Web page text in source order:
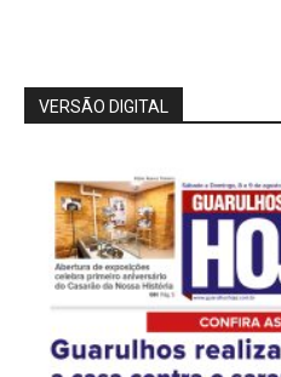
VERSÃO DIGITAL